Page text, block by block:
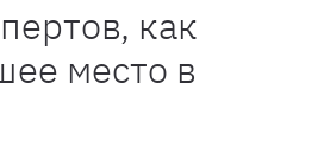
как
место в